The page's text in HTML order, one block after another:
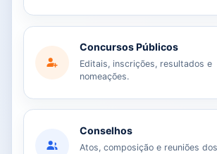
Concursos Públicos
Editais, inscrições, resultados e
nomeações.
Conselhos
Atos, composição e reuniões